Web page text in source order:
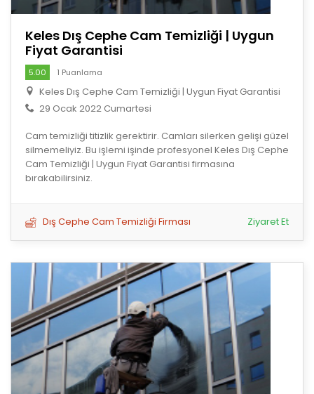
Keles Dış Cephe Cam Temizliği | Uygun
Fiyat Garantisi
5.00 1 Puanlama
Keles Dış Cephe Cam Temizliği | Uygun Fiyat Garantisi
29 Ocak 2022 Cumartesi
Cam temizliği titizlik gerektirir. Camları silerken gelişi güzel
silmemeliyiz. Bu işlemi işinde profesyonel Keles Dış Cephe
Cam Temizliği | Uygun Fiyat Garantisi firmasına
bırakabilirsiniz.
Dış Cephe Cam Temizliği Firması Ziyaret Et